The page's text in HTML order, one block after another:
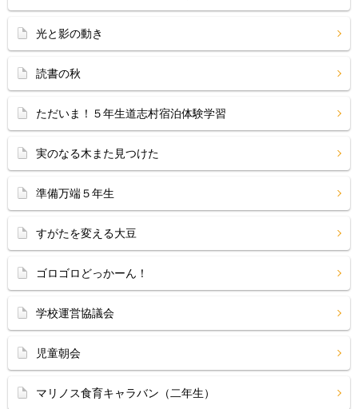
光と影の動き
読書の秋
ただいま！５年生道志村宿泊体験学習
実のなる木また見つけた
準備万端５年生
すがたを変える大豆
ゴロゴロどっかーん！
学校運営協議会
児童朝会
マリノス食育キャラバン（二年生）